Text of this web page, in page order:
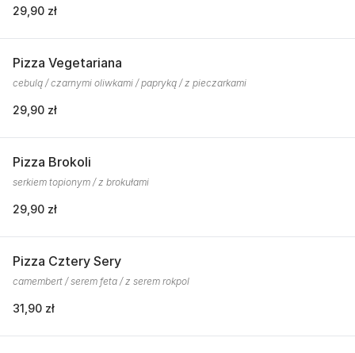
29,90 zł
Pizza Vegetariana
cebulą / czarnymi oliwkami / papryką / z pieczarkami
29,90 zł
Pizza Brokoli
serkiem topionym / z brokułami
29,90 zł
Pizza Cztery Sery
camembert / serem feta / z serem rokpol
31,90 zł